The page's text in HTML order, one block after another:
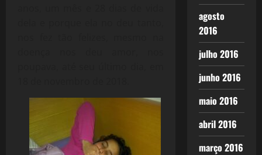
agosto
2016
julho 2016
junho 2016
maio 2016
abril 2016
março 2016